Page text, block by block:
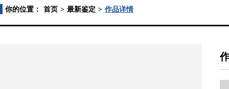
你的位置： 首页 > 最新鉴定 > 作品详情